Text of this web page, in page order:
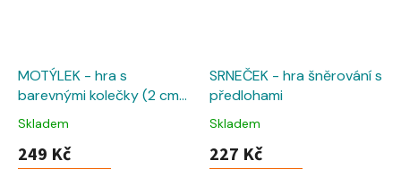
MOTÝLEK - hra s
barevnými kolečky (2 cm)
a předlohami
Skladem
249 Kč
SRNEČEK - hra šněrování s
předlohami
Skladem
227 Kč